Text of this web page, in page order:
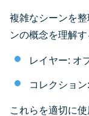
複雑なシーンを
ンの概念を理解
レイヤー: オ
コレクショ
これらを適切に